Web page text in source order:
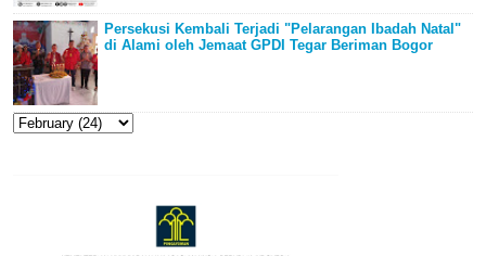
Persekusi Kembali Terjadi "Pelarangan Ibadah Natal"
di Alami oleh Jemaat GPDI Tegar Beriman Bogor